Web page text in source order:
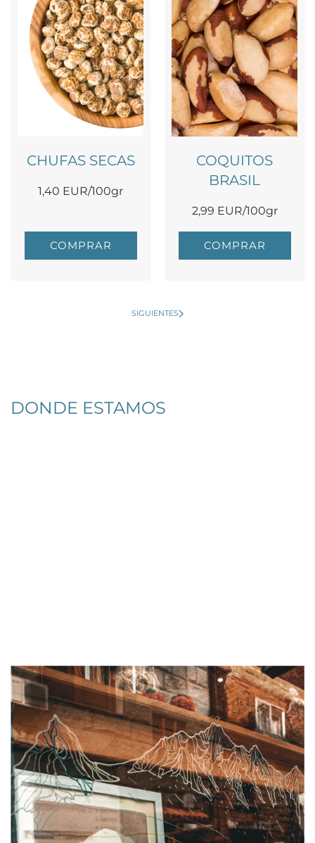
CHUFAS SECAS
1,40 EUR/100gr
COMPRAR
COQUITOS
BRASIL
2,99 EUR/100gr
COMPRAR
SIGUIENTES
DONDE ESTAMOS